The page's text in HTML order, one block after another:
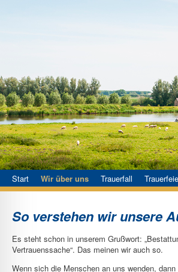
Start Wir über uns Trauerfall
So verstehen wir unsere
Es steht schon in unserem Grußwort:
Vertrauenssache“. Das meinen wir auch so.
Wenn sich die Menschen an uns wenden,